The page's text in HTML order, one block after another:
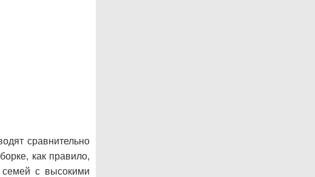
сравнительно
как правило,
семей с высокими